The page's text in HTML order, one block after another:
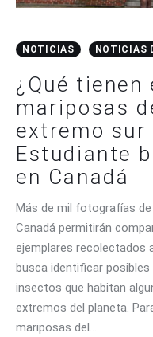
NOTICIAS NOTICIAS
¿Qué tienen
mariposas
extremo sur
Estudiante
en Canadá
Más de mil fotografías
Canadá permitirán
ejemplares recolectados
busca identificar
insectos que habitan
extremos del planeta.
mariposas del…